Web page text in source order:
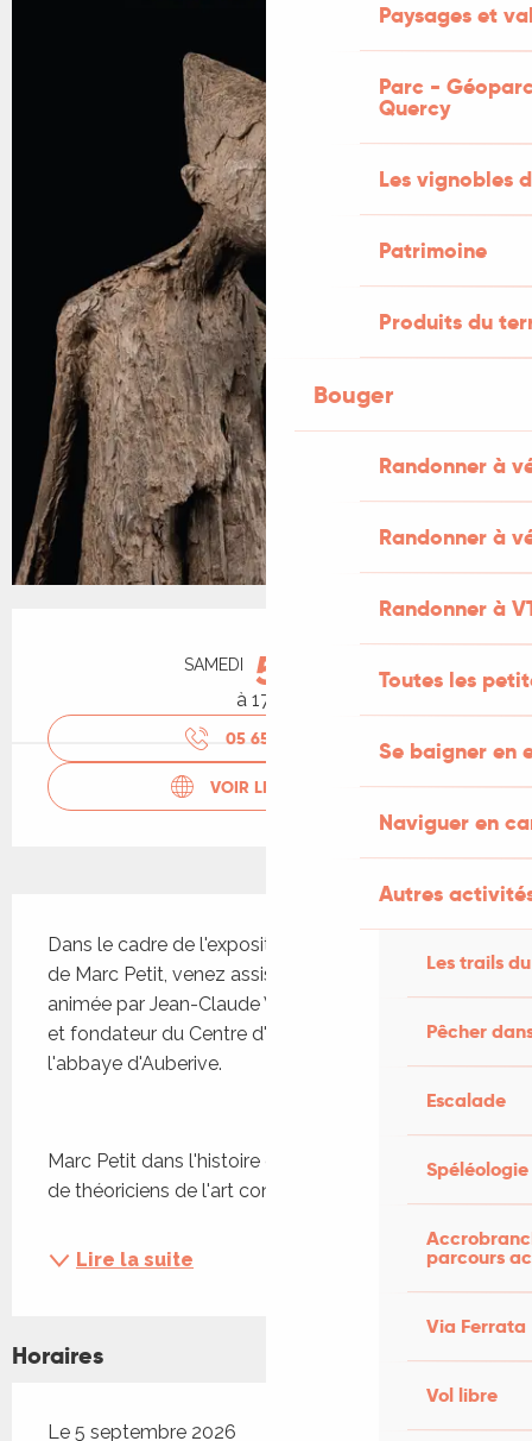
Paysages et
Parc -
Quercy
Les vignobles
Patrimoine
Produits du
Bouger
Randonner à
Randonner à
Randonner à
Toutes les
Se baigner en
Naviguer en
Autres
Les trails
Pêcher
Escalade
Spéléologie
parcours
Via Ferrata
Vol libre
Ouverture et coordonnées
SAMEDI 5
à 17:30
05 65 20 88
VOIR LES SITES WEB
Dans le cadre de l'exposition "D'une rive à l'autre"
de Marc Petit, venez assister à une conférence
animée par Jean-Claude VOLOT, collectionneur
et fondateur du Centre d'art contemporain de
l'abbaye d'Auberive.
Marc Petit dans l'histoire de la sculpture : nombre
de théoriciens de l'art contemporain...
Lire la suite
Horaires
Le 5 septembre 2026